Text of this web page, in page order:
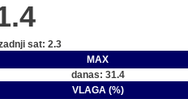
sat: 2.3
MAX
danas: 31.4
VLAGA (%)